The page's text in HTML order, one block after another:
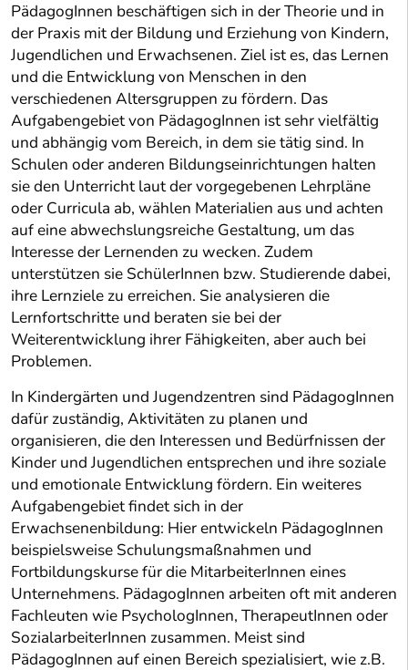
PädagogInnen beschäftigen sich in der Theorie und in
der Praxis mit der Bildung und Erziehung von Kindern,
Jugendlichen und Erwachsenen. Ziel ist es, das Lernen
und die Entwicklung von Menschen in den
verschiedenen Altersgruppen zu fördern. Das
Aufgabengebiet von PädagogInnen ist sehr vielfältig
und abhängig vom Bereich, in dem sie tätig sind. In
Schulen oder anderen Bildungseinrichtungen halten
sie den Unterricht laut der vorgegebenen Lehrpläne
oder Curricula ab, wählen Materialien aus und achten
auf eine abwechslungsreiche Gestaltung, um das
Interesse der Lernenden zu wecken. Zudem
unterstützen sie SchülerInnen bzw. Studierende dabei,
ihre Lernziele zu erreichen. Sie analysieren die
Lernfortschritte und beraten sie bei der
Weiterentwicklung ihrer Fähigkeiten, aber auch bei
Problemen.
In Kindergärten und Jugendzentren sind PädagogInnen
dafür zuständig, Aktivitäten zu planen und
organisieren, die den Interessen und Bedürfnissen der
Kinder und Jugendlichen entsprechen und ihre soziale
und emotionale Entwicklung fördern. Ein weiteres
Aufgabengebiet findet sich in der
Erwachsenenbildung: Hier entwickeln PädagogInnen
beispielsweise Schulungsmaßnahmen und
Fortbildungskurse für die MitarbeiterInnen eines
Unternehmens. PädagogInnen arbeiten oft mit anderen
Fachleuten wie PsychologInnen, TherapeutInnen oder
SozialarbeiterInnen zusammen. Meist sind
PädagogInnen auf einen Bereich spezialisiert, wie z.B.